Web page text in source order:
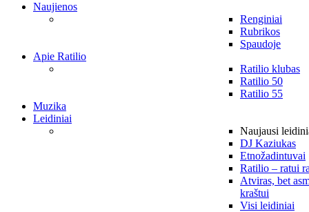
Naujienos
Renginiai
Rubrikos
Spaudoje
Apie Ratilio
Ratilio klubas
Ratilio 50
Ratilio 55
Muzika
Leidiniai
Naujausi
DJ Kaziukas
Etnožadintuvai
Ratilio – ratui
Atviras, bet
kraštui
Visi leidiniai